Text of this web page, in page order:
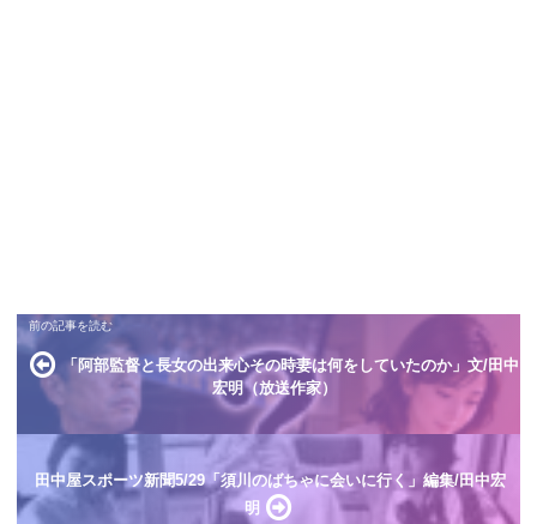
「阿部監督と長女の出来心その時妻は何をしていたのか」文/田中
宏明（放送作家）
田中屋スポーツ新聞5/29「須川のばちゃに会いに行く」編集/田中宏
明